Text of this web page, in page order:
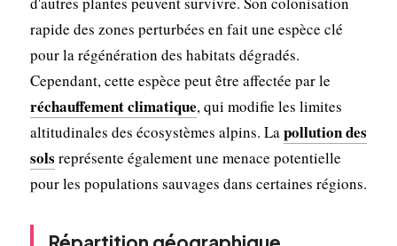
rapide des zones perturbées en fait une espèce clé
pour la régénération des habitats dégradés.
Cependant, cette espèce peut être affectée par le
réchauffement climatique, qui modifie les limites
altitudinales des écosystèmes alpins. Lapollution des
sols représente également une menace potentielle
pour les populations sauvages dans certaines régions.